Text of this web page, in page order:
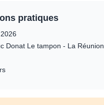
pratiques
Donat Le tampon - La Réunion